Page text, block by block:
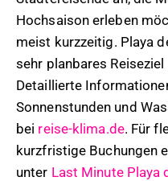
Hochsaison erleben
meist kurzzeitig. Playa
sehr planbares
Detaillierte
Sonnenstunden und
bei reise-klima.de. Für
kurzfristige Buchungen
unter Last Minute Playa